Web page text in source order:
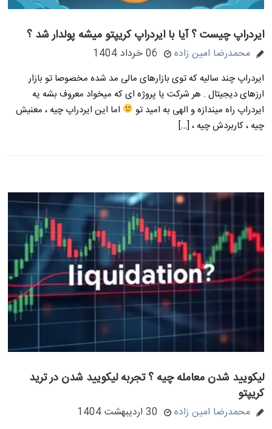
ایردراپ چیست ؟ آیا با ایردراپ کریپتو میشه پولدار شد ؟
محمدرضا امین زاده 06 خرداد 1404
ایردراپ چند سالیه که توی بازارهای مالی مد شده مخصوصا تو بازار
ارزهای دیجیتال . هر شرکت یا پروژه ای که میخواد معروف بشه یه
ایردراپ راه میندازه و الهی به امید تو
اما این ایردراپ چیه ، معنیش
چیه ، کاربردش چیه ، […]
لیکویید شدن معامله چیه ؟ تجربه لیکویید شدن در ترید
کریپتو
محمدرضا امین زاده 30 اردیبهشت 1404